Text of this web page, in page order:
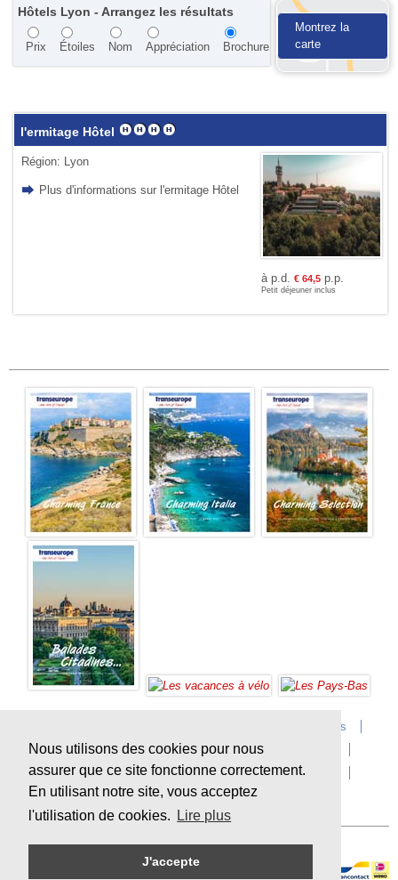
Nous utilisons des cookies pour nous
assurer que ce site fonctionne correctement.
En utilisant notre site, vous acceptez
l'utilisation de cookies.
Lire plus
J'accepte
Hôtels Lyon - Arrangez les résultats
Prix Étoiles Nom Appréciation Brochure
Montrez la
carte
l'ermitage Hôtel
Région: Lyon
Plus d'informations sur l'ermitage Hôtel
à p.d. € 64,5p.p.
Petit déjeuner inclus
Postes vacants
Contact
Questions? Agences
Conditions de voyage
Assurances
privacy
Durabilité